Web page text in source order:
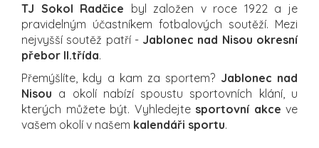
TJ Sokol Radčice byl založen v roce 1922 a je
pravidelným účastníkem fotbalových soutěží. Mezi
nejvyšší soutěž patří - Jablonec nad Nisou okresní
přebor II.třída.
Přemýšlíte, kdy a kam za sportem? Jablonec nad
Nisou a okolí nabízí spoustu sportovních klání, u
kterých můžete být. Vyhledejte sportovní akce ve
vašem okolí v našem kalendáři sportu.